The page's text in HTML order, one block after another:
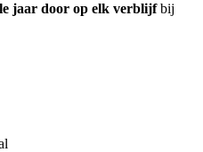
jaar door op elk verblijfbij